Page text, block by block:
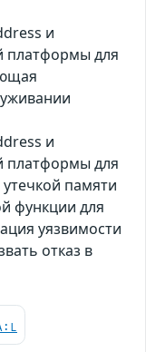
и
платформы для
и
платформы для
памяти
функции для
уязвимости
отказ в